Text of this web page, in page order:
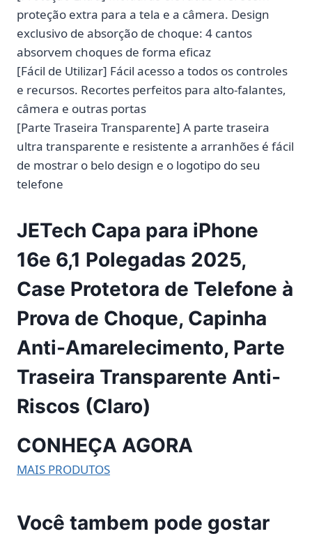
proteção extra para a tela e a câmera. Design
exclusivo de absorção de choque: 4 cantos
absorvem choques de forma eficaz
[Fácil de Utilizar] Fácil acesso a todos os controles
e recursos. Recortes perfeitos para alto-falantes,
câmera e outras portas
[Parte Traseira Transparente] A parte traseira
ultra transparente e resistente a arranhões é fácil
de mostrar o belo design e o logotipo do seu
telefone
JETech Capa para iPhone
16e 6,1 Polegadas 2025,
Case Protetora de Telefone à
Prova de Choque, Capinha
Anti-Amarelecimento, Parte
Traseira Transparente Anti-
Riscos (Claro)
CONHEÇA AGORA
MAIS PRODUTOS
Você tambem pode gostar